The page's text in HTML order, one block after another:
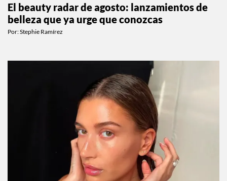
El beauty radar de agosto: lanzamientos de
belleza que ya urge que conozcas
Por:Stephie Ramírez